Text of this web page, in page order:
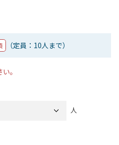
（定員：10人まで）
。
人